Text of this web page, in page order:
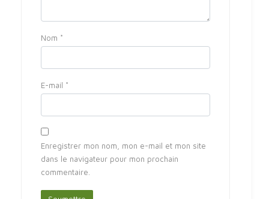
Nom *
E-mail *
Enregistrer mon nom, mon e-mail et mon site
dans le navigateur pour mon prochain
commentaire.